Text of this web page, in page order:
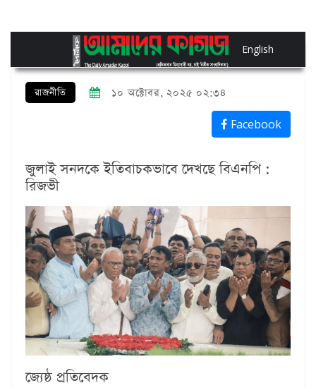
English
রাজনীতি ১০ অক্টোবর, ২০২৫ ০২:৩৪
Facebook
জুলাই সনদকে ইতিবাচকভাবে দেখছে বিএনপি :
রিজভী
জ্যেষ্ঠ প্রতিবেদক